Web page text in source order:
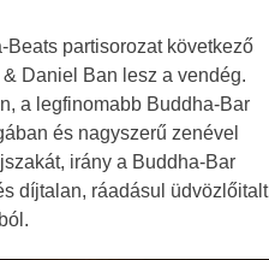
partisorozat következő
Daniel Ban lesz a vendég.
a legfinomabb Buddha-Bar
és nagyszerű zenével
irány a Buddha-Bar
díjtalan, ráadásul üdvözlőitalt